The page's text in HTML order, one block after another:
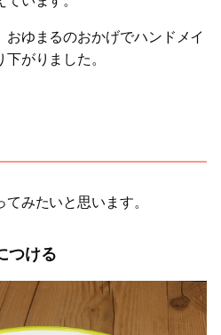
ゆまるのおかげでハンドメイ
がりました。
みたいと思います。
ける